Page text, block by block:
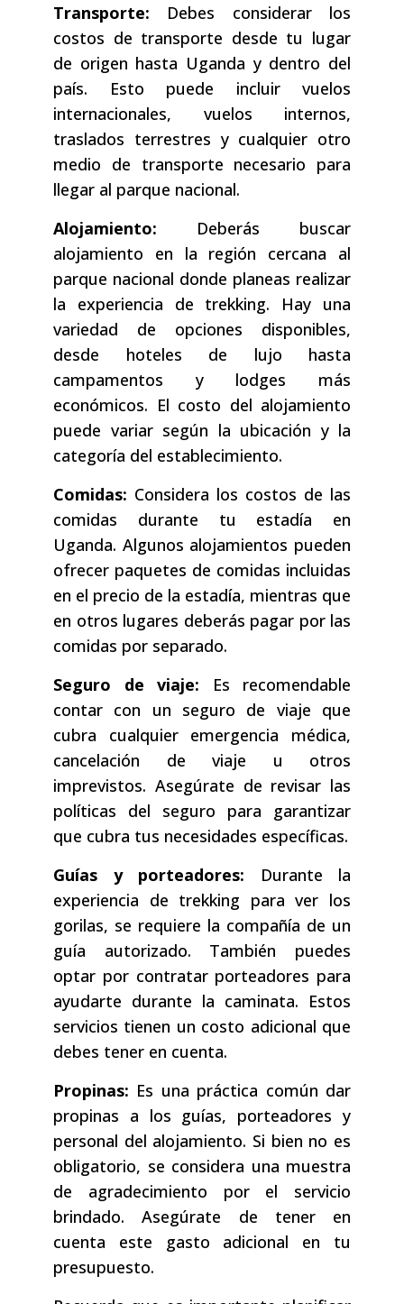
Transporte: Debes considerar los
costos de transporte desde tu lugar
de origen hasta Uganda y dentro del
país. Esto puede incluir vuelos
internacionales, vuelos internos,
traslados terrestres y cualquier otro
medio de transporte necesario para
llegar al parque nacional.
Alojamiento: Deberás buscar
alojamiento en la región cercana al
parque nacional donde planeas realizar
la experiencia de trekking. Hay una
variedad de opciones disponibles,
desde hoteles de lujo hasta
campamentos y lodges más
económicos. El costo del alojamiento
puede variar según la ubicación y la
categoría del establecimiento.
Comidas: Considera los costos de las
comidas durante tu estadía en
Uganda. Algunos alojamientos pueden
ofrecer paquetes de comidas incluidas
en el precio de la estadía, mientras que
en otros lugares deberás pagar por las
comidas por separado.
Seguro de viaje: Es recomendable
contar con un seguro de viaje que
cubra cualquier emergencia médica,
cancelación de viaje u otros
imprevistos. Asegúrate de revisar las
políticas del seguro para garantizar
que cubra tus necesidades específicas.
Guías y porteadores: Durante la
experiencia de trekking para ver los
gorilas, se requiere la compañía de un
guía autorizado. También puedes
optar por contratar porteadores para
ayudarte durante la caminata. Estos
servicios tienen un costo adicional que
debes tener en cuenta.
Propinas: Es una práctica común dar
propinas a los guías, porteadores y
personal del alojamiento. Si bien no es
obligatorio, se considera una muestra
de agradecimiento por el servicio
brindado. Asegúrate de tener en
cuenta este gasto adicional en tu
presupuesto.